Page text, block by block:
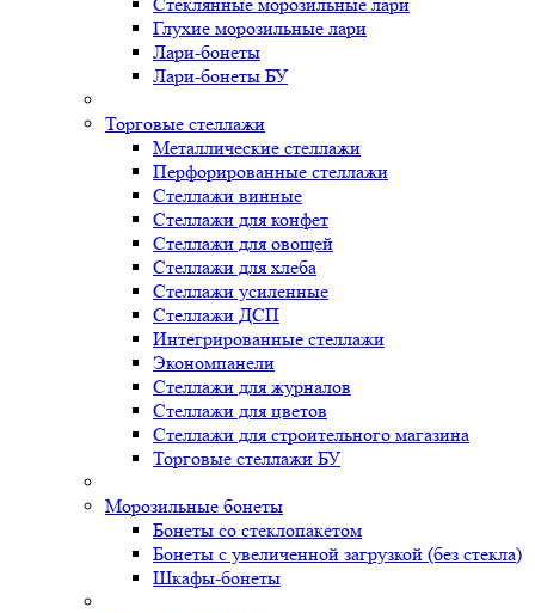
Глухие морозильные лари
Лари-бонеты
Лари-бонеты БУ
Торговые стеллажи
Металлические стеллажи
Перфорированные стеллажи
Стеллажи винные
Стеллажи для конфет
Стеллажи для овощей
Стеллажи для хлеба
Стеллажи усиленные
Стеллажи ДСП
Интегрированные стеллажи
Экономпанели
Стеллажи для журналов
Стеллажи для цветов
Стеллажи для строительного магазина
Торговые стеллажи БУ
Морозильные бонеты
Бонеты со стеклопакетом
Бонеты с увеличенной загрузкой (без стекла)
Шкафы-бонеты